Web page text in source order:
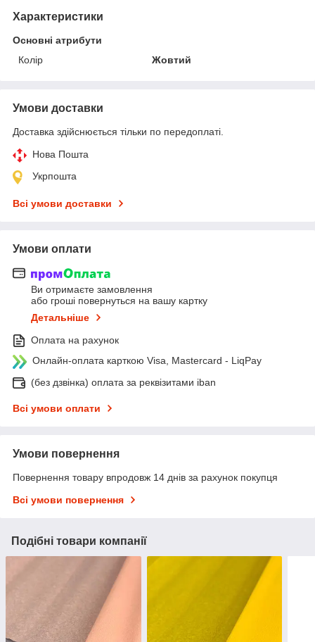
Характеристики
Основні атрибути
Колір
Жовтий
Умови доставки
Доставка здійснюється тільки по передоплаті.
Нова Пошта
Укрпошта
Всі умови доставки
Умови оплати
Ви отримаєте замовлення
або гроші повернуться на вашу картку
Детальніше
Оплата на рахунок
Онлайн-оплата карткою Visa, Mastercard - LiqPay
(без дзвінка) оплата за реквізитами iban
Всі умови оплати
Умови повернення
Повернення товару впродовж 14 днів за рахунок покупця
Всі умови повернення
Подібні товари компанії